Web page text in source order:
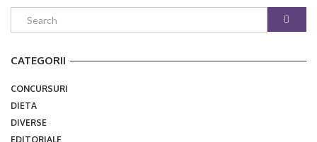
CATEGORII
CONCURSURI
DIETA
DIVERSE
EDITORIALE